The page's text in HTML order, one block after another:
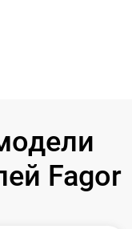
Fagor